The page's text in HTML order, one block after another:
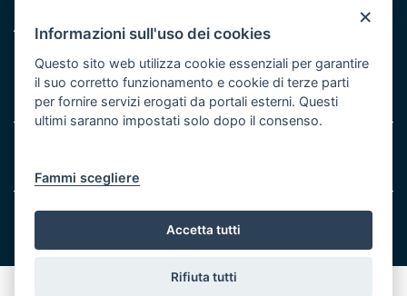
Accessibilità
Bottom
© Regione Puglia
×
Informazioni sull'uso dei cookies
Questo sito web utilizza cookie essenziali per garantire
il suo corretto funzionamento e cookie di terze parti
per fornire servizi erogati da portali esterni. Questi
ultimi saranno impostati solo dopo il consenso.
Fammi scegliere
Accetta tutti
Rifiuta tutti